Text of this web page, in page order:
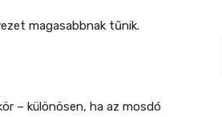
magasabbnak tűnik.
– különösen, ha az mosdó